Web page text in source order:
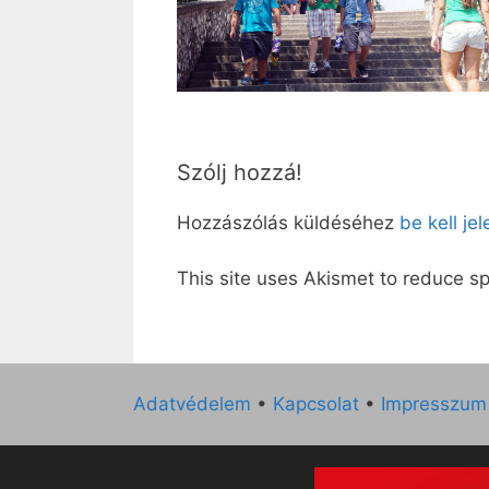
Szólj hozzá!
Hozzászólás küldéséhez be kell
This site uses Akismet to reduce
Adatvédelem • Kapcsolat • Impresszum